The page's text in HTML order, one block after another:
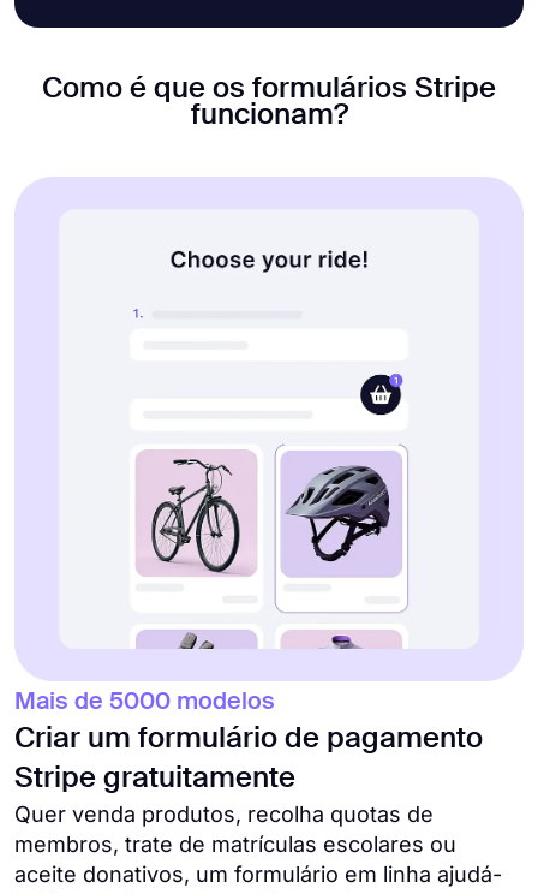
Como é que os formulários Stripe
funcionam?
Criar um formulário de pagamento
Stripe gratuitamente
Mais de 5000 modelos
Quer venda produtos, recolha quotas de
membros, trate de matrículas escolares ou
aceite donativos, um formulário em linha ajudá-